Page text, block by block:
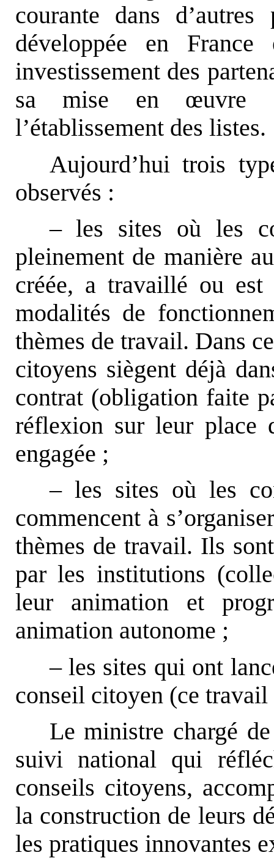
courante dans
développée en
investissement des
sa mise en œuvre
l’établissement des listes.
Aujourd’hui trois
observés :
– les sites où les
pleinement de manière
créée, a travaillé ou
modalités de
thèmes de travail. Dans
citoyens siègent déjà
contrat (obligation faite
réflexion sur leur place
engagée ;
– les sites où les
commencent à
thèmes de travail. Ils
par les institutions
leur animation et
animation autonome ;
– les sites qui ont
conseil citoyen (ce
Le ministre chargé
suivi national qui
conseils citoyens,
la construction de leurs
les pratiques innovantes